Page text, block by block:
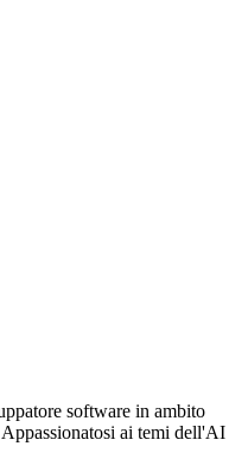
software in ambito
ai temi dell'AI